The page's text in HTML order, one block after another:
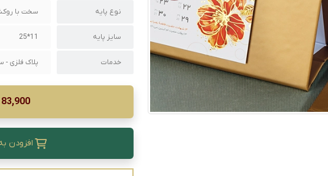
نوع پایه سخت با
سایز پایه 11*25
خدمات پلاک فلزی
83,900
افزودن